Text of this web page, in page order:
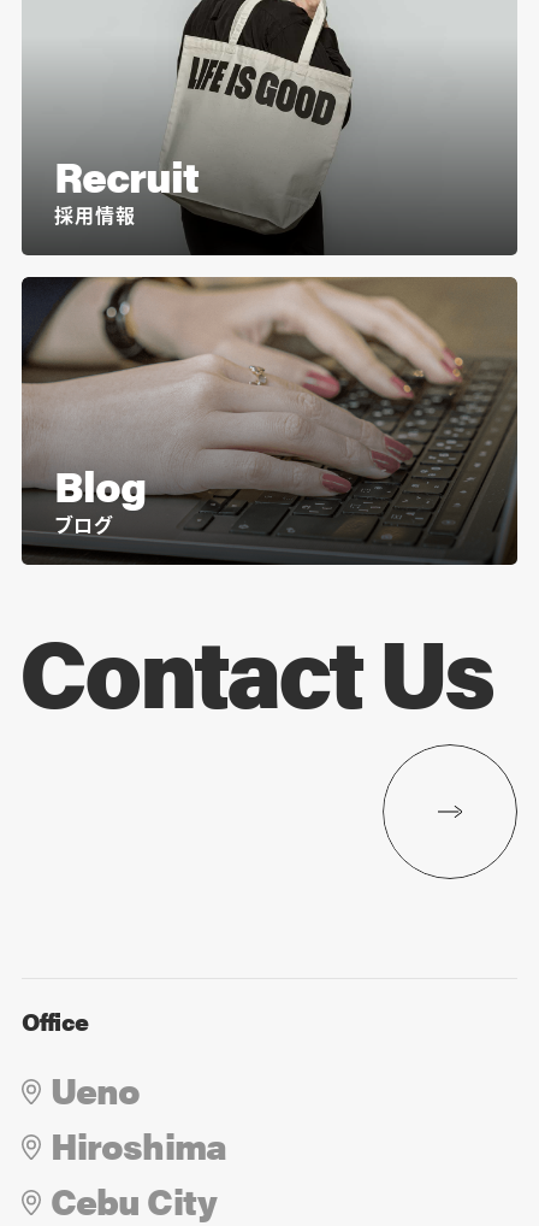
Recruit
採用情報
Blog
ブログ
Contact Us
Office
Ueno
Hiroshima
Cebu City